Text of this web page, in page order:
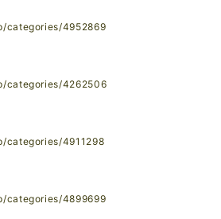
categories/4952869
categories/4262506
categories/4911298
categories/4899699